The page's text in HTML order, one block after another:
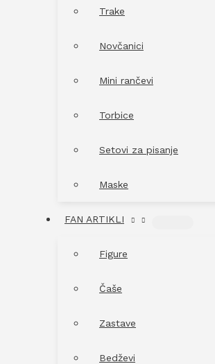
Trake
Novčanici
Mini rančevi
Torbice
Setovi za pisanje
Maske
FAN ARTIKLI
Figure
Čaše
Zastave
Bedževi